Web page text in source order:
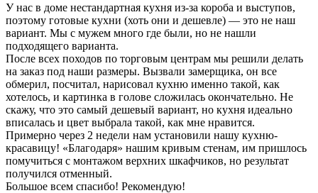
У нас в доме нестандартная кухня из-за короба и выступов,
поэтому готовые кухни (хоть они и дешевле) — это не наш
вариант. Мы с мужем много где были, но не нашли
подходящего варианта.
После всех походов по торговым центрам мы решили делать
на заказ под наши размеры. Вызвали замерщика, он все
обмерил, посчитал, нарисовал кухню именно такой, как
хотелось, и картинка в голове сложилась окончательно. Не
скажу, что это самый дешевый вариант, но кухня идеально
вписалась и цвет выбрала такой, как мне нравится.
Примерно через 2 недели нам установили нашу кухню-
красавицу! «Благодаря» нашим кривым стенам, им пришлось
помучиться с монтажом верхних шкафчиков, но результат
получился отменный.
Большое всем спасибо! Рекомендую!